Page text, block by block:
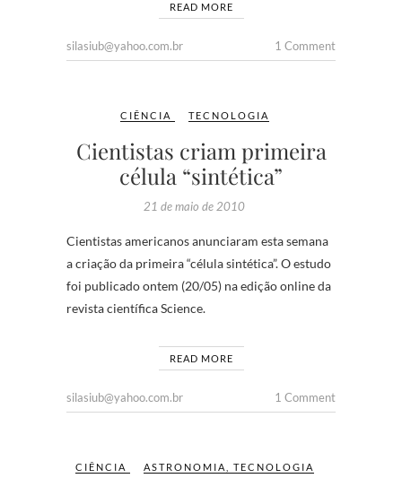
READ MORE
silasiub@yahoo.com.br 1 Comment
CIÊNCIA TECNOLOGIA
Cientistas criam primeira
célula “sintética”
21 de maio de 2010
Cientistas americanos anunciaram esta semana
a criação da primeira “célula sintética”. O estudo
foi publicado ontem (20/05) na edição online da
revista científica Science.
READ MORE
silasiub@yahoo.com.br 1 Comment
CIÊNCIA ASTRONOMIA TECNOLOGIA